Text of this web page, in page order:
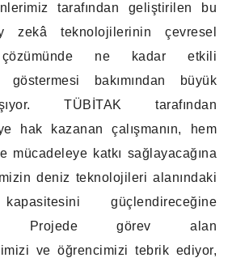
tarafından geliştirilen bu
zekâ teknolojilerinin çevresel
çözümünde ne kadar etkili
göstermesi bakımından büyük
TÜBİTAK tarafından
hak kazanan çalışmanın, hem
mücadeleye katkı sağlayacağına
deniz teknolojileri alanındaki
güçlendireceğine
Projede görev alan
ve öğrencimizi tebrik ediyor,